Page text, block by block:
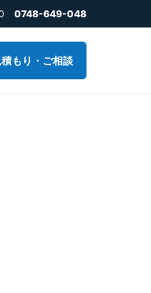
0748-649-048
積もり・ご相談